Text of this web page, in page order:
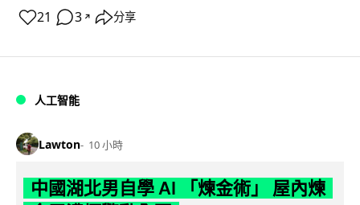
21 3 ↗ 分享
人工智能
Lawton 10 小時
中國湖北男自學 AI 「煉金術」 屋內煉